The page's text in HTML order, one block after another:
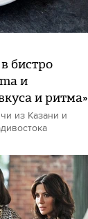
бистро
и
и ритма»
из Казани и